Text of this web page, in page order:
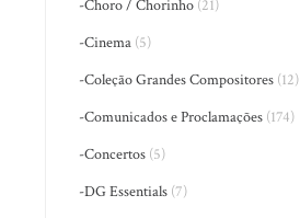
-Choro / Chorinho (21)
-Cinema (5)
-Coleção Grandes Compositores (12)
-Comunicados e Proclamações (174)
-Concertos (5)
-DG Essentials (7)